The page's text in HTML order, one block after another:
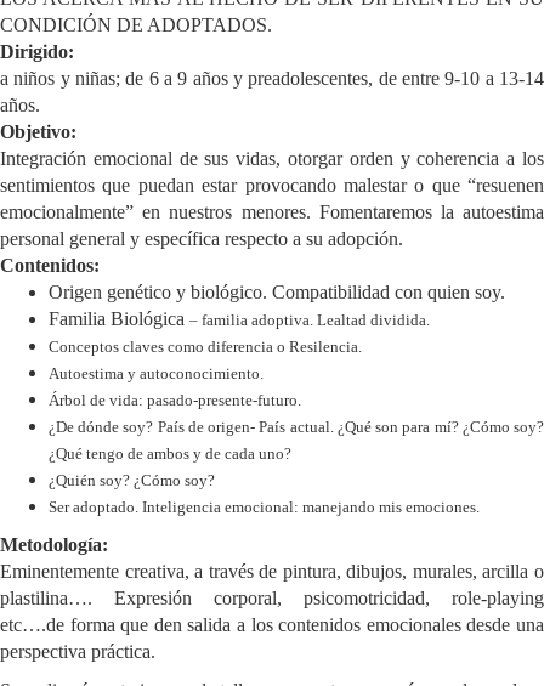
CONDICIÓN DE ADOPTADOS.
Dirigido:
a niños y niñas; de 6 a 9 años y preadolescentes, de entre 9-10 a 13-14
años.
Objetivo:
Integración emocional de sus vidas, otorgar orden y coherencia a los
sentimientos que puedan estar provocando malestar o que “resuenen
emocionalmente” en nuestros menores. Fomentaremos la autoestima
personal general y específica respecto a su adopción.
Contenidos:
Origen genético y biológico. Compatibilidad con quien soy.
Familia Biológica – familia adoptiva. Lealtad dividida.
Conceptos claves como diferencia o Resilencia.
Autoestima y autoconocimiento.
Árbol de vida: pasado-presente-futuro.
¿De dónde soy? País de origen- País actual. ¿Qué son para mí? ¿Cómo soy?
¿Qué tengo de ambos y de cada uno?
¿Quién soy? ¿Cómo soy?
Ser adoptado. Inteligencia emocional: manejando mis emociones.
Metodología:
Eminentemente creativa, a través de pintura, dibujos, murales, arcilla o
plastilina…. Expresión corporal, psicomotricidad, role-playing
etc….de forma que den salida a los contenidos emocionales desde una
perspectiva práctica.